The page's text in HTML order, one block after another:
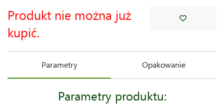
Produkt nie można już
kupić.
Parametry Opakowanie
Parametry produktu: